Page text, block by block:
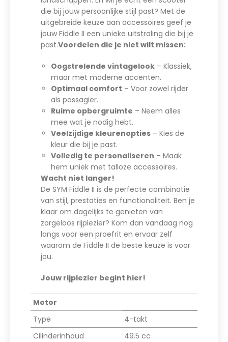
die bij jouw persoonlijke stijl past? Met de
uitgebreide keuze aan accessoires geef je
jouw Fiddle II een unieke uitstraling die bij je
past.Voordelen die je niet wilt missen:
Oogstrelende vintagelook – Klassiek,
maar met moderne accenten.
Optimaal comfort – Voor zowel rijder
als passagier.
Ruime opbergruimte – Neem alles
mee wat je nodig hebt.
Veelzijdige kleurenopties – Kies de
kleur die bij je past.
Volledig te personaliseren – Maak
hem uniek met talloze accessoires.
Wacht niet langer!
De SYM Fiddle II is de perfecte combinatie
van stijl, prestaties en functionaliteit. Ben je
klaar om dagelijks te genieten van
zorgeloos rijplezier? Kom dan vandaag nog
langs voor een proefrit en ervaar zelf
waarom de Fiddle II de beste keuze is voor
jou.
Jouw rijplezier begint hier!
Motor
Type
4-takt
Cilinderinhoud
49.5 cc